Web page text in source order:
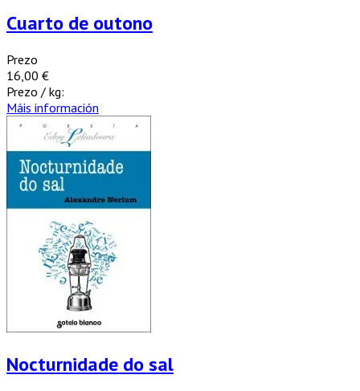
Cuarto de outono
Prezo
16,00 €
Prezo / kg:
Máis información
Nocturnidade do sal